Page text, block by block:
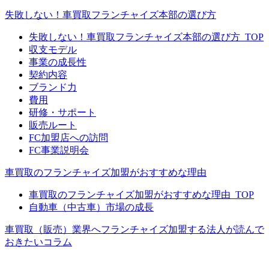
失敗しない！車買取フランチャイズ本部の選び方
失敗しない！車買取フランチャイズ本部の選び方_TOP
収支モデル
事業の成長性
契約内容
ブランド力
費用
研修・サポート
販売ルート
FC加盟店への訪問
FC事業説明会
車買取のフランチャイズ加盟がおすすめな理由
車買取のフランチャイズ加盟がおすすめな理由_TOP
自動車（中古車）市場の成長
車買取（販売）業界へフランチャイズ加盟する法人が読んで
おきたいコラム